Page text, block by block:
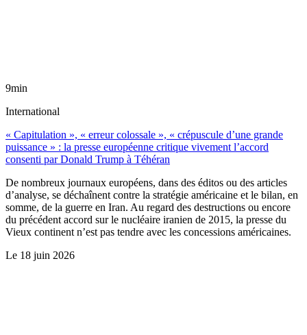
9min
International
« Capitulation », « erreur colossale », « crépuscule d’une grande
puissance » : la presse européenne critique vivement l’accord
consenti par Donald Trump à Téhéran
De nombreux journaux européens, dans des éditos ou des articles
d’analyse, se déchaînent contre la stratégie américaine et le bilan, en
somme, de la guerre en Iran. Au regard des destructions ou encore
du précédent accord sur le nucléaire iranien de 2015, la presse du
Vieux continent n’est pas tendre avec les concessions américaines.
Le 18 juin 2026